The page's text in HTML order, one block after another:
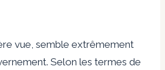
vue, semble extrêmement
Selon les termes de